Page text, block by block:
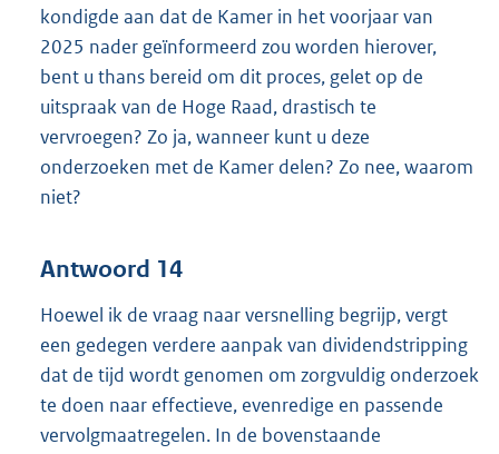
kondigde aan dat de Kamer in het voorjaar van
2025 nader geïnformeerd zou worden hierover,
bent u thans bereid om dit proces, gelet op de
uitspraak van de Hoge Raad, drastisch te
vervroegen? Zo ja, wanneer kunt u deze
onderzoeken met de Kamer delen? Zo nee, waarom
niet?
Antwoord 14
Hoewel ik de vraag naar versnelling begrijp, vergt
een gedegen verdere aanpak van dividendstripping
dat de tijd wordt genomen om zorgvuldig onderzoek
te doen naar effectieve, evenredige en passende
vervolgmaatregelen. In de bovenstaande